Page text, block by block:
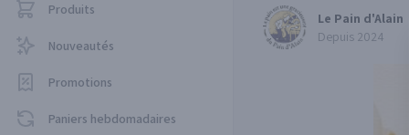
Produits
Nouveautés
Promotions
Paniers hebdomadaires
Le Pain d'AlainLe Pain d'Alain
Depuis 2024